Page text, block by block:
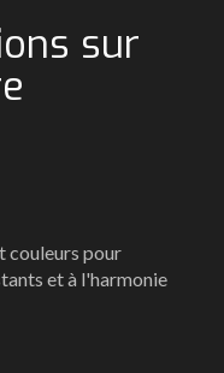
sur
couleurs pour
et à l'harmonie